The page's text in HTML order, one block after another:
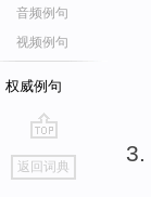
音频例句
视频例句
权威例句
go
top
返回词典